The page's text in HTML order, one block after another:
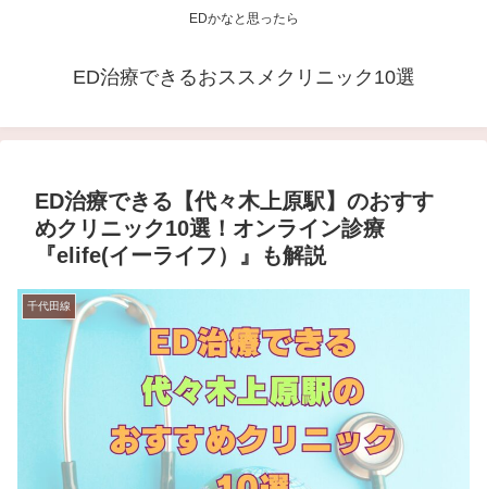
EDかなと思ったら
ED治療できるおススメクリニック10選
ED治療できる【代々木上原駅】のおすす
めクリニック10選！オンライン診療
『elife(イーライフ）』も解説
千代田線